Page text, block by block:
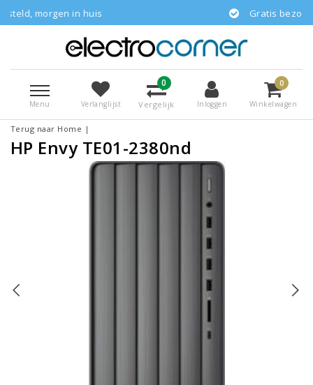
in huis Gratis bezorgd
Menu Verlanglijst
0
Vergelijk Inloggen
0
Winkelwagen
Terug naar Home |
HP Envy TE01-2380nd